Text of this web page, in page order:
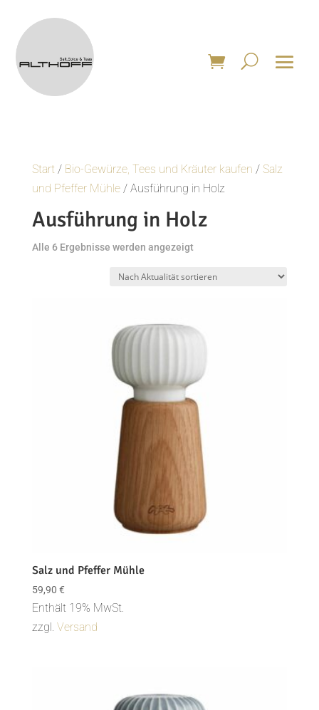
Start/ Bio-Gewürze, Tees und Kräuter kaufen / Salz
und Pfeffer Mühle/ Ausführung in Holz
Ausführung in Holz
Alle 6 Ergebnisse werden angezeigtNach
Salz und Pfeffer Mühle
59,90 €
Enthält 19% MwSt.
zzgl. Versand